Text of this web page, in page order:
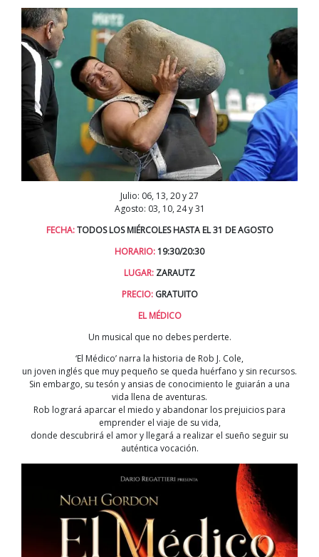
Julio: 06, 13, 20 y 27
Agosto: 03, 10, 24 y 31
FECHA:TODOS LOS MIÉRCOLES HASTA EL 31 DE AGOSTO
HORARIO:19:30/20:30
LUGAR: ZARAUTZ
PRECIO:GRATUITO
EL MÉDICO
Un musical que no debes perderte.
‘El Médico’ narra la historia de Rob J. Cole,
un joven inglés que muy pequeño se queda huérfano y sin recursos.
Sin embargo, su tesón y ansias de conocimiento le guiarán a una
vida llena de aventuras.
Rob logrará aparcar el miedo y abandonar los prejuicios para
emprender el viaje de su vida,
donde descubrirá el amor y llegará a realizar el sueño seguir su
auténtica vocación.